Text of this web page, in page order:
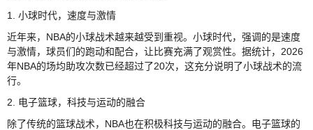
1. 小球时代，速度与激情
近年来，NBA的小球战术越来越受到重视。小球时代，强调的是速度
与激情，球员们的跑动和配合，让比赛充满了观赏性。据统计，2026
年NBA的场均助攻次数已经超过了20次，这充分说明了小球战术的流
行。
2. 电子篮球，科技与运动的融合
除了传统的篮球战术，NBA也在积极科技与运动的融合。电子篮球的